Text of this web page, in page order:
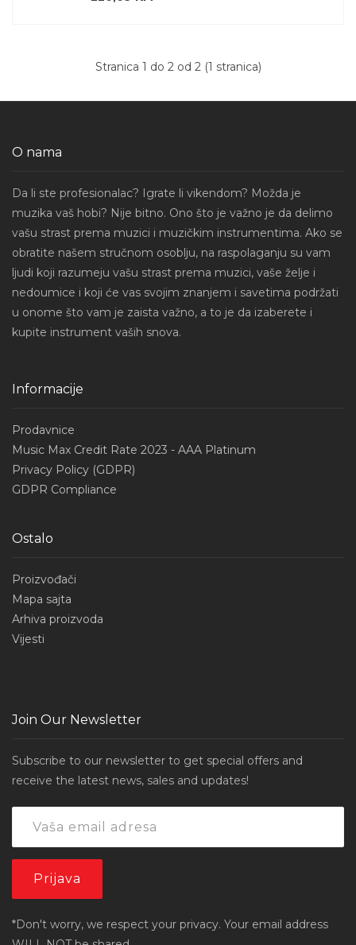
Stranica 1 do 2 od 2 (1 stranica)
O nama
Da li ste profesionalac? Igrate li vikendom? Možda je
muzika vaš hobi? Nije bitno. Ono što je važno je da delimo
vašu strast prema muzici i muzičkim instrumentima. Ako se
obratite našem stručnom osoblju, na raspolaganju su vam
ljudi koji razumeju vašu strast prema muzici, vaše želje i
nedoumice i koji će vas svojim znanjem i savetima podržati
u onome što vam je zaista važno, a to je da izaberete i
kupite instrument vaših snova.
Informacije
Prodavnice
Music Max Credit Rate 2023 - AAA Platinum
Privacy Policy (GDPR)
GDPR Compliance
Ostalo
Proizvođači
Mapa sajta
Arhiva proizvoda
Vijesti
Join Our Newsletter
Subscribe to our newsletter to get special offers and
receive the latest news, sales and updates!
*Don't worry, we respect your privacy. Your email address